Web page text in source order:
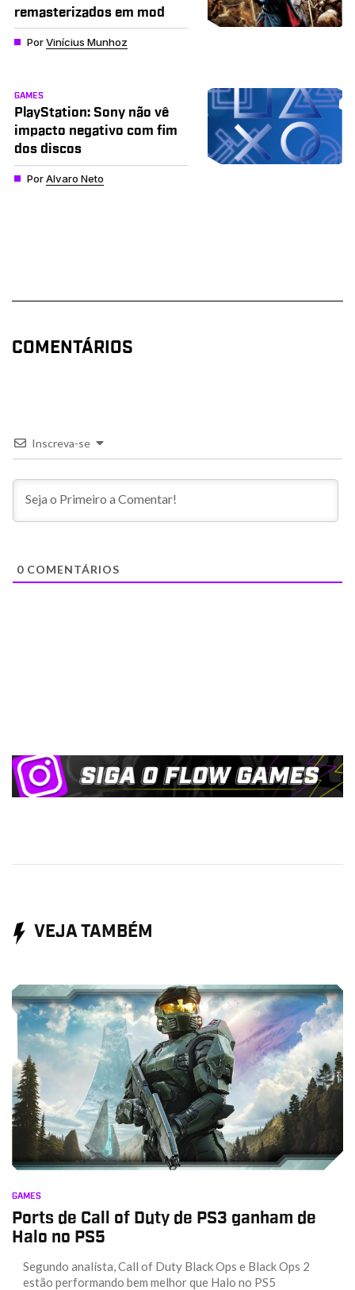
remasterizados em mod
PorVinícius Munhoz
GAMES
PlayStation: Sony não vê
impacto negativo com fim
dos discos
PorAlvaro Neto
COMENTÁRIOS
Inscreva-se
0 COMENTÁRIOS
VEJA TAMBÉM
GAMES
Ports de Call of Duty de PS3 ganham de
Halo no PS5
Segundo analista, Call of Duty Black Ops e Black Ops 2
estão performando bem melhor que Halo no PS5